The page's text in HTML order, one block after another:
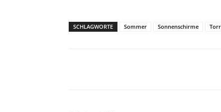
SCHLAGWORTE Sommer Sonnenschirme